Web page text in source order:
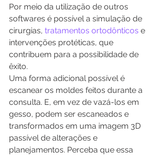
Por meio da utilização de outros
softwares é possível a simulação de
cirurgias, tratamentos ortodônticos e
intervenções protéticas, que
contribuem para a possibilidade de
êxito.
Uma forma adicional possível é
escanear os moldes feitos durante a
consulta. E, em vez de vazá-los em
gesso, podem ser escaneados e
transformados em uma imagem 3D
passível de alterações e
planejamentos. Perceba que essa